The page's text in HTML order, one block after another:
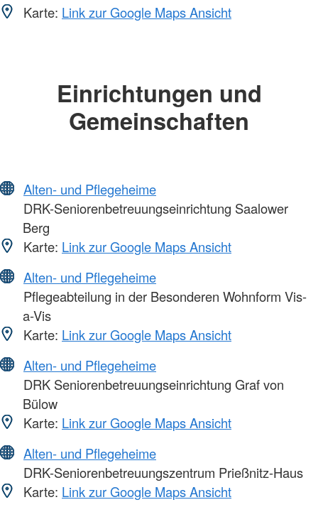
Karte: Link zur Google Maps Ansicht
Einrichtungen und
Gemeinschaften
Alten- und Pflegeheime
DRK-Seniorenbetreuungseinrichtung Saalower
Berg
Karte: Link zur Google Maps Ansicht
Alten- und Pflegeheime
Pflegeabteilung in der Besonderen Wohnform Vis-
a-Vis
Karte: Link zur Google Maps Ansicht
Alten- und Pflegeheime
DRK Seniorenbetreuungseinrichtung Graf von
Bülow
Karte: Link zur Google Maps Ansicht
Alten- und Pflegeheime
DRK-Seniorenbetreuungszentrum Prießnitz-Haus
Karte: Link zur Google Maps Ansicht